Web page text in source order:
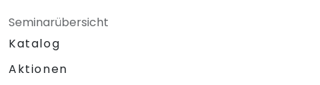
Seminarübersicht
Katalog
Aktionen